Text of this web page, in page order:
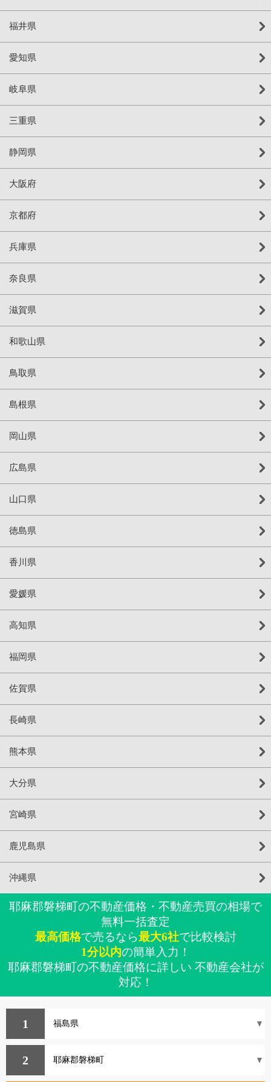
福井県
愛知県
岐阜県
三重県
静岡県
大阪府
京都府
兵庫県
奈良県
滋賀県
和歌山県
鳥取県
島根県
岡山県
広島県
山口県
徳島県
香川県
愛媛県
高知県
福岡県
佐賀県
長崎県
熊本県
大分県
宮崎県
鹿児島県
沖縄県
耶麻郡磐梯町の不動産価格・不動産売買の相場で
無料一括査定
最高価格で売るなら最大6社で比較検討
1分以内の簡単入力！
耶麻郡磐梯町の不動産価格に詳しい 不動産会社が
対応！
1
2